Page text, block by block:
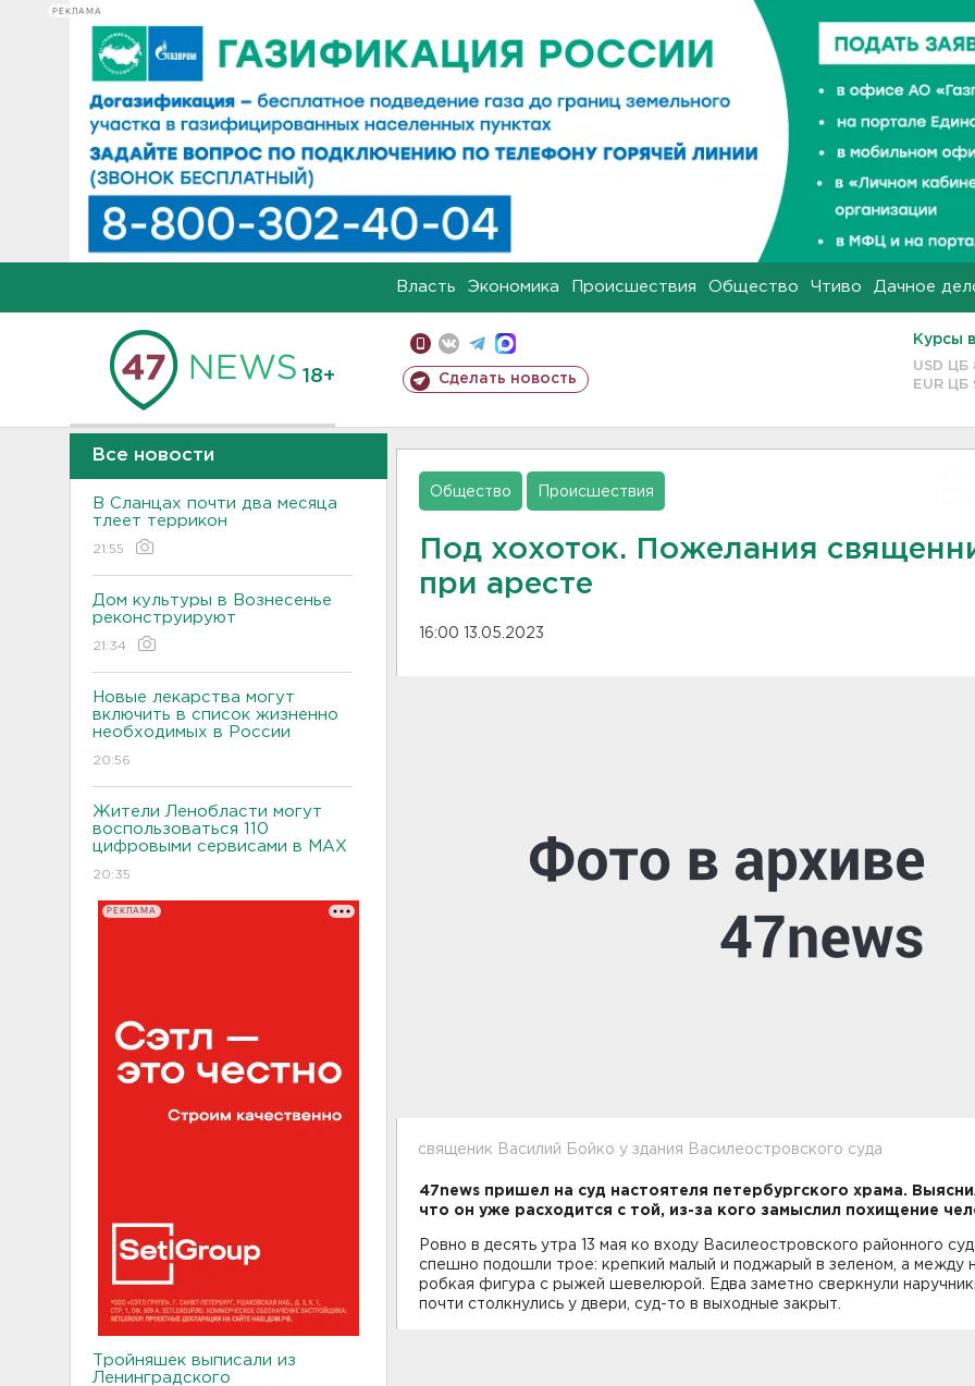
РЕКЛАМА
Власть Экономика Происшествия Общество Чтиво Дачное
18+ Сделать новость
Курсы
USD ЦБ
EUR ЦБ
Все новости
В Сланцах почти два месяца
тлеет террикон
21:55
Дом культуры в Вознесенье
реконструируют
21:34
Новые лекарства могут
включить в список жизненно
необходимых в России
20:56
Жители Ленобласти могут
воспользоваться 110
цифровыми сервисами в МАХ
20:35
РЕКЛАМА
Тройняшек выписали из
Ленинградского
Общество Происшествия
Под хохоток. Пожелания
при аресте
16:00 13.05.2023
священик Василий Бойко у здания Василеостровского суда
47news пришел на суд настоятеля петербургского храма.
что он уже расходится с той, из-за кого замыслил похищение
Ровно в десять утра 13 мая ко входу Василеостровского районного
спешно подошли трое: крепкий малый и поджарый в зеленом, а между
робкая фигура с рыжей шевелюрой. Едва заметно сверкнули
почти столкнулись у двери, суд-то в выходные закрыт.